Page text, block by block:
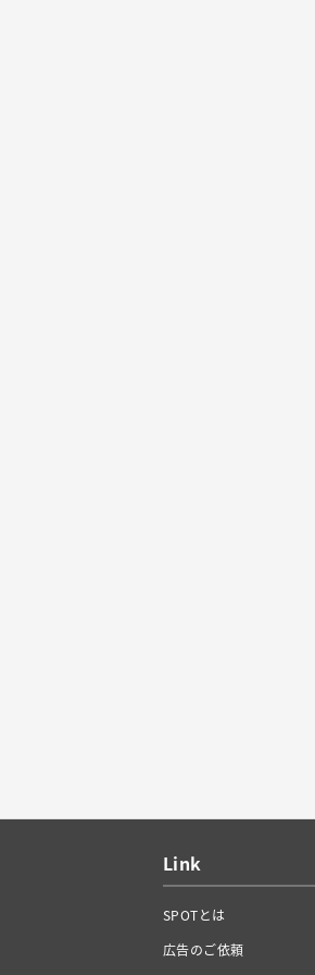
Link
SPOTとは
広告のご依頼